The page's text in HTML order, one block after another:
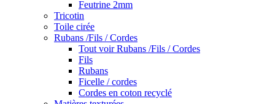
Feutrine 2mm
Tricotin
Toile cirée
Rubans /Fils / Cordes
Tout voir Rubans /Fils / Cordes
Fils
Rubans
Ficelle / cordes
Cordes en coton recyclé